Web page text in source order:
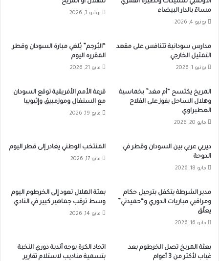
الأولمبي للسيدات ونظيره القمري
مساءً بالدار البيضاء
يونيو 4, 2026
للهلال أو المريخ
يونيو 3, 2026
مدارس سودانية تتنافس على مقعد
التمثيل الخارجي
يونيو 1, 2026
“البُرجم” يُلغي مبارة السودان وقطر
المقرره اليوم
مايو 21, 2026
المريخ يكتسح “أم مغد” بخماسية
وهلال الساحل يفوز على الفلاح
العطبراوي
مايو 20, 2026
قرعة الأمم الأفريقية توقع السودان
مع السنغال وموزمبيق وإثيوبيا
مايو 19, 2026
ديربي عربي بين السودان وقطر في
الدوحة
مايو 18, 2026
المنتخب الوطني يغادر إلى قطر اليوم
مايو 17, 2026
مدير الشرطة يتكفل بترحيل حكام
ومراقبي مباريات الدوري و“حميدتي”
يعلّق
مايو 16, 2026
بعثة الهلال تعود إلى الخرطوم اليوم
وسط ترقب جماهير كبير في النادي
مايو 14, 2026
بعثة المريخ تصل الخرطوم بعد
غياب لأكثر من 3 أعوام
اتحاد الكرة يوجه أندية دوري النخبة
بتسمية مناديب لاستلام تقارير